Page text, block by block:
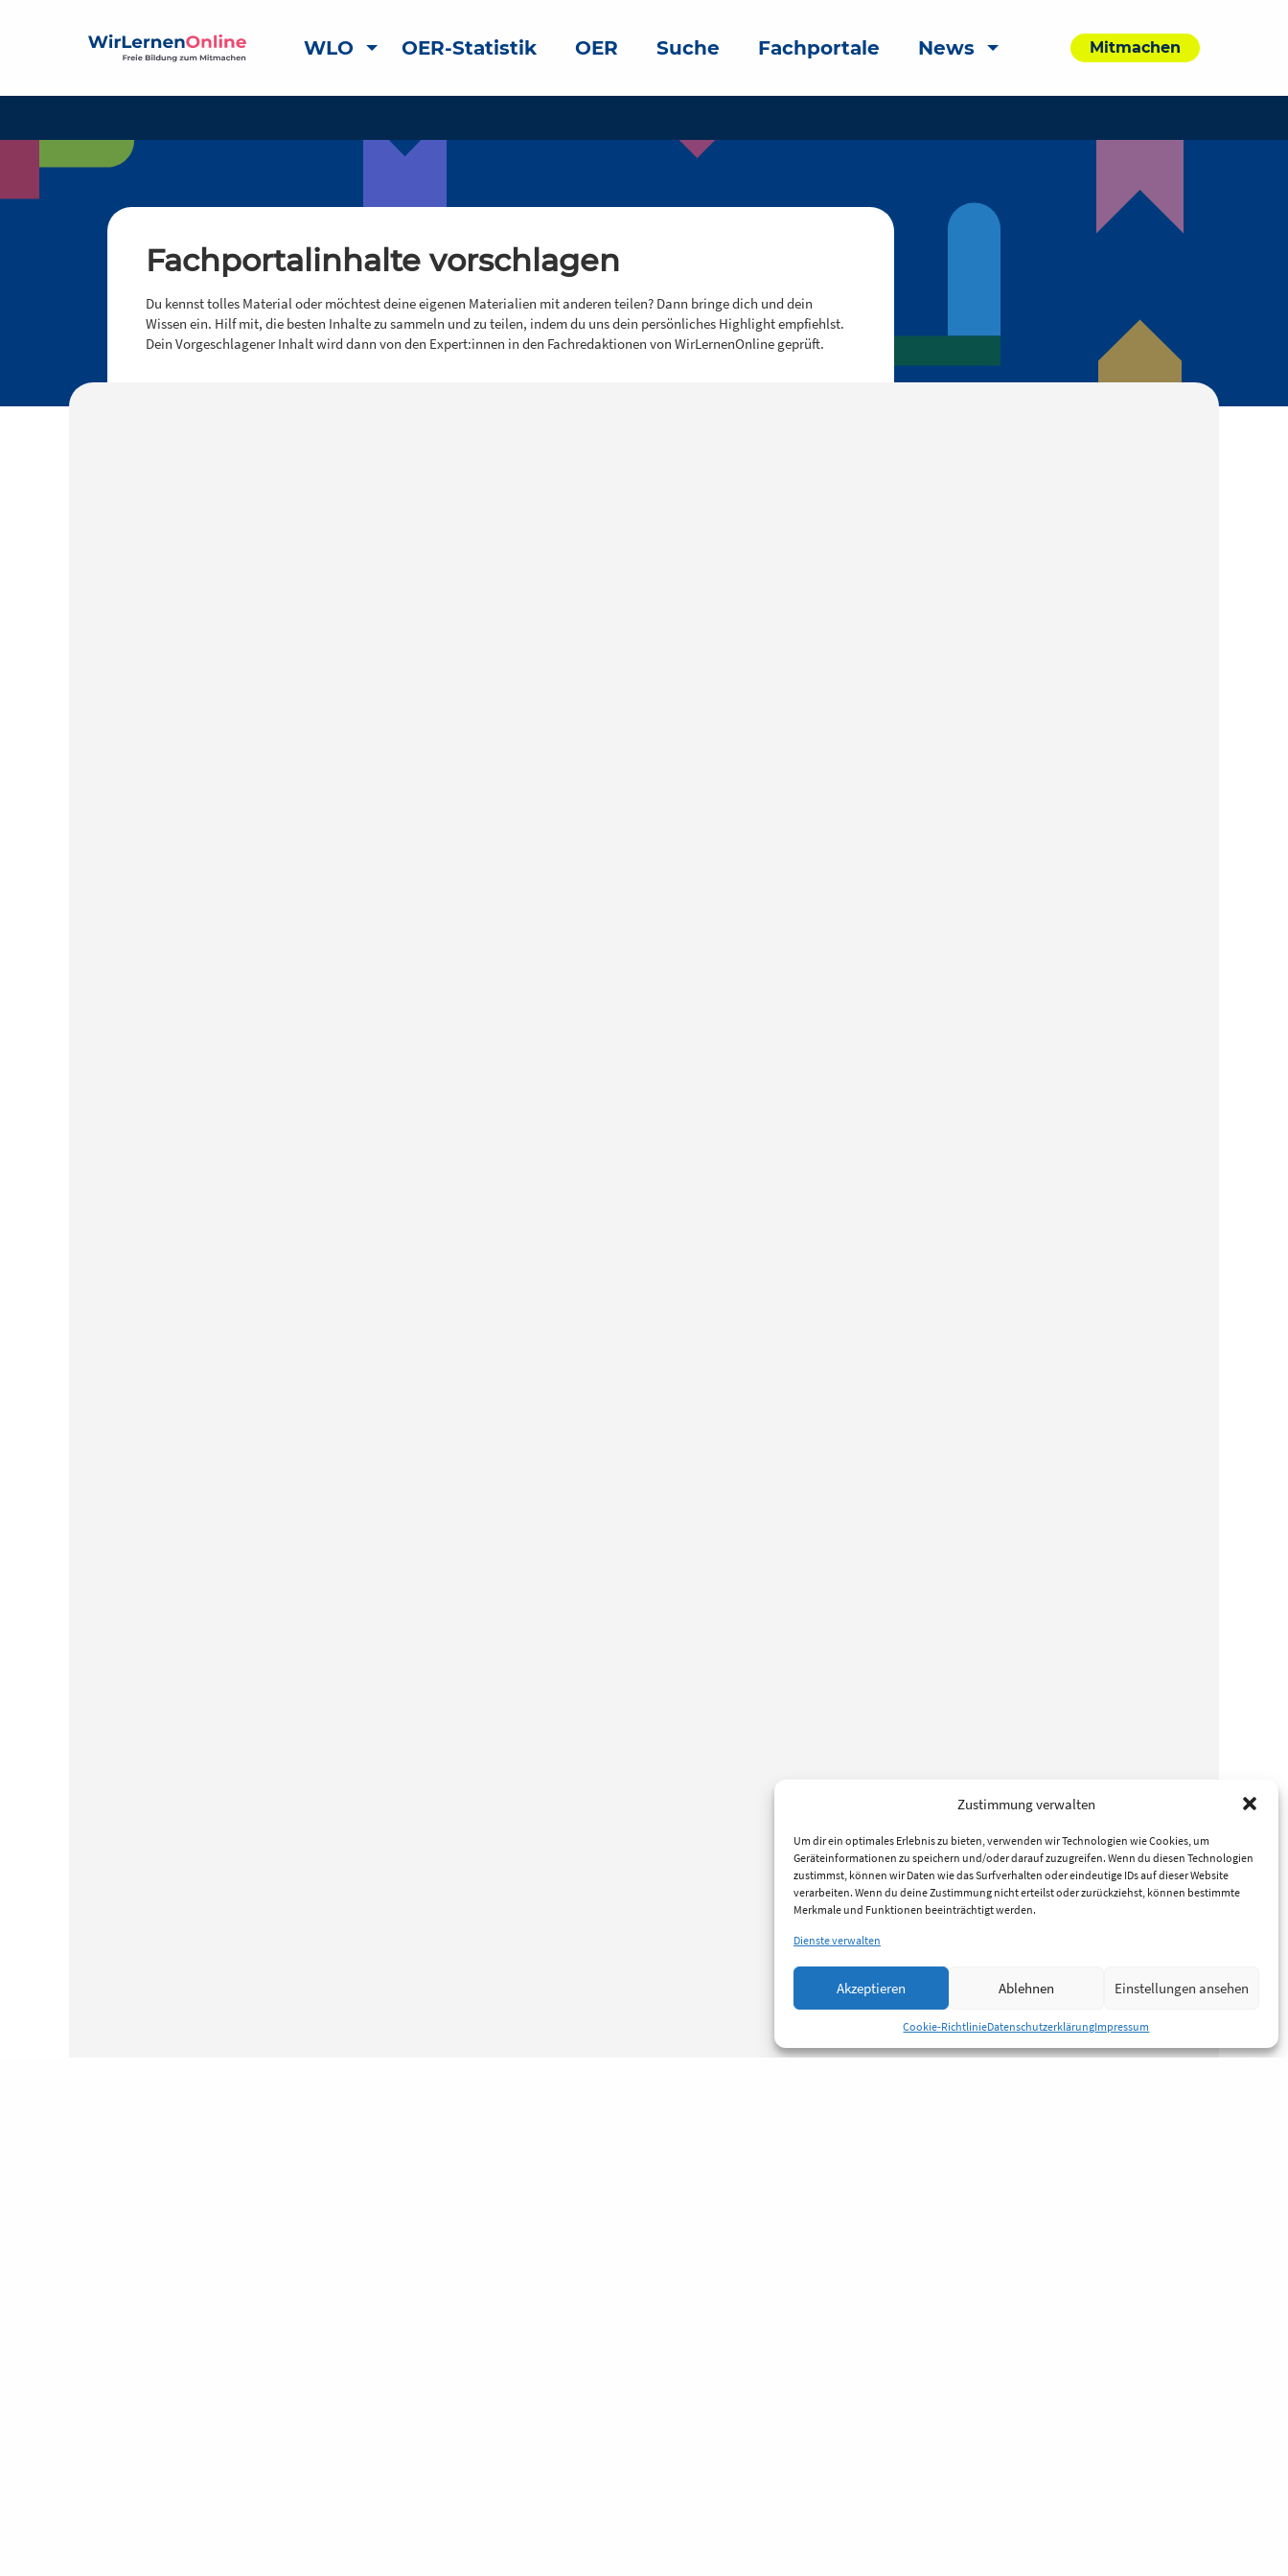
Zustimmung verwalten
Um dir ein optimales Erlebnis zu bieten, verwenden wir Technologien wie Cookies, um
Geräteinformationen zu speichern und/oder darauf zuzugreifen. Wenn du diesen Technologien
zustimmst, können wir Daten wie das Surfverhalten oder eindeutige IDs auf dieser Website
verarbeiten. Wenn du deine Zustimmung nicht erteilst oder zurückziehst, können bestimmte
Merkmale und Funktionen beeinträchtigt werden.
Dienste verwalten
Akzeptieren Ablehnen Einstellungen ansehen
Cookie-RichtlinieDatenschutzerklärungImpressum
WLO OER-Statistik OER Suche Fachportale News Mitmachen
Fachportalinhalte vorschlagen
Du kennst tolles Material oder möchtest deine eigenen Materialien mit anderen teilen? Dann bringe dich und dein
Wissen ein. Hilf mit, die besten Inhalte zu sammeln und zu teilen, indem du uns dein persönliches Highlight empfiehlst.
Dein Vorgeschlagener Inhalt wird dann von den Expert:innen in den Fachredaktionen von WirLernenOnline geprüft.